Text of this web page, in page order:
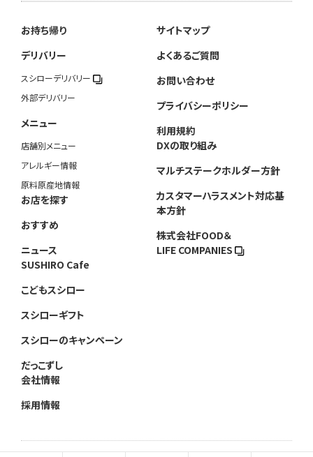
お持ち帰り
デリバリー
スシローデリバリー
外部デリバリー
メニュー
店舗別メニュー
アレルギー情報
原料原産地情報
お店を探す
おすすめ
ニュース
SUSHIRO Cafe
こどもスシロー
スシローギフト
スシローのキャンペーン
だっこずし
会社情報
採用情報
サイトマップ
よくあるご質問
お問い合わせ
プライバシーポリシー
利用規約
DXの取り組み
マルチステークホルダー方針
カスタマーハラスメント対応基
本方針
株式会社FOOD＆
LIFE COMPANIES